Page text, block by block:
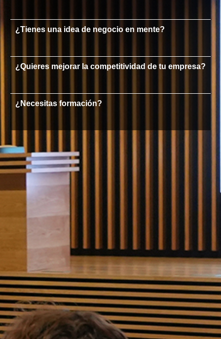
¿Tienes una idea de negocio en mente?
¿Quieres mejorar la competitividad de tu empresa?
¿Necesitas formación?